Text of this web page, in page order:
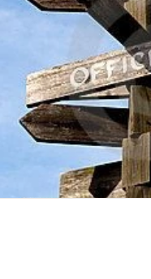
Alternatieven
Hoogbegaafd